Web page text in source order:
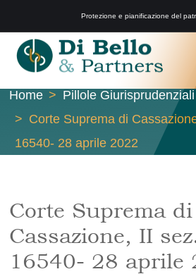
Protezione e pianificazione del
Home
Pillole Giurisprudenziali
Corte Suprema di
16540- 28 aprile 2022
Corte Suprema di
Cassazione, II
16540- 28 aprile